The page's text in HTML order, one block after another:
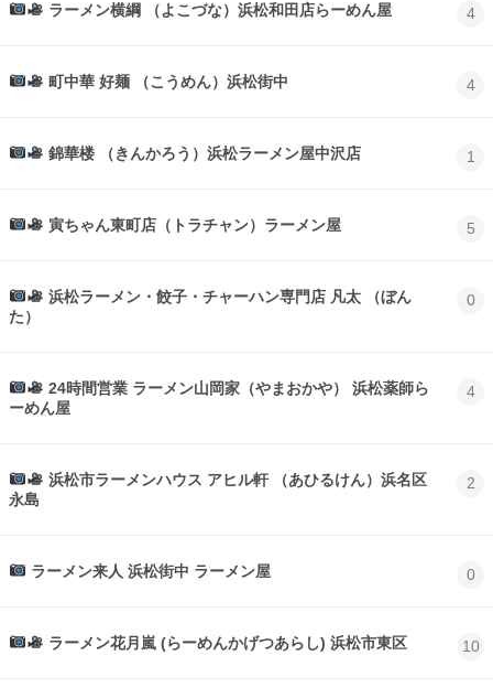
ラーメン横綱 （よこづな）浜松和田店らーめん屋 4
町中華 好麺 （こうめん）浜松街中 4
錦華楼 （きんかろう）浜松ラーメン屋中沢店 1
寅ちゃん東町店（トラチャン）ラーメン屋 5
浜松ラーメン・餃子・チャーハン専門店 凡太 （ぼん
た）
0
24時間営業 ラーメン山岡家（やまおかや） 浜松薬師ら
ーめん屋
4
浜松市ラーメンハウス アヒル軒 （あひるけん）浜名区
永島
2
ラーメン来人 浜松街中 ラーメン屋 0
ラーメン花月嵐 (らーめんかげつあらし) 浜松市東区 10